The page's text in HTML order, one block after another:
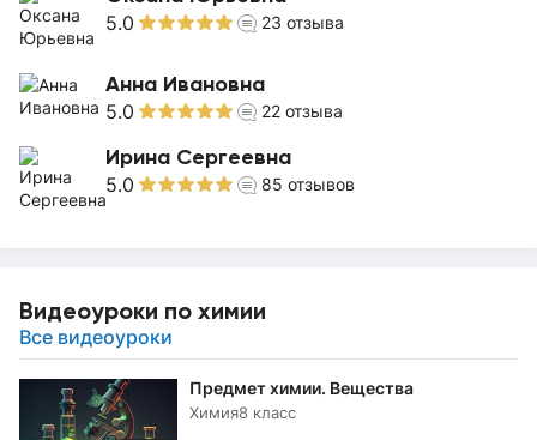
5.0 23 отзыва
Анна Ивановна
5.0 22 отзыва
Ирина Сергеевна
5.0 85 отзывов
Видеоуроки по химии
Все видеоуроки
Предмет химии. Вещества
Химия8 класс